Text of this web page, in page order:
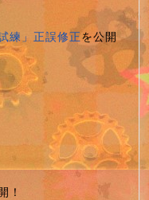
練」正誤修正を公開
！